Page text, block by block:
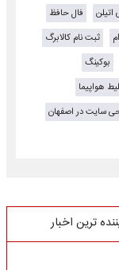
اتیلن
فال حافظ
ثبت نام کالابرگ
بوکینگ
هواپیما
سایت در اصفهان
ترین اخبار